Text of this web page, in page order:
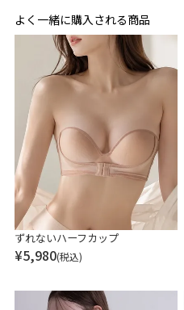
よく一緒に購入される商品
ずれないハーフカップ
¥5,980(税込)